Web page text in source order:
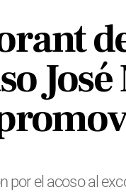
por el acoso al